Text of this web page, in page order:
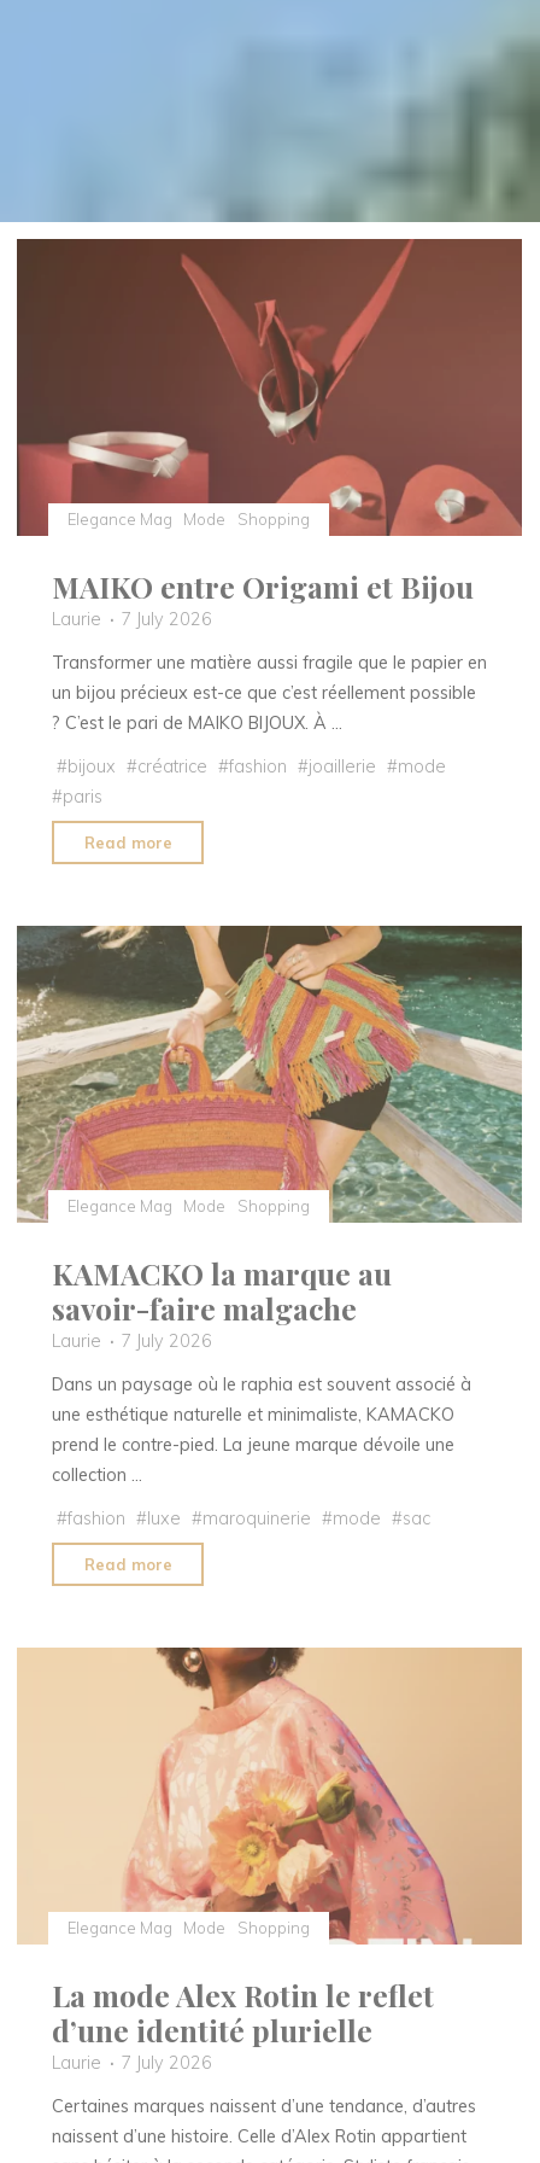
Elegance Mag Mode Shopping
MAIKO entre Origami et Bijou
Laurie
7 July 2026
Transformer une matière aussi fragile que le papier en
un bijou précieux est-ce que c’est réellement possible
? C’est le pari de MAIKO BIJOUX. À …
#bijoux #créatrice #fashion #joaillerie #mode
#paris
Read more
entre
et
Bijou"
Elegance Mag Mode Shopping
KAMACKO la marque au
savoir-faire malgache
Laurie
7 July 2026
Dans un paysage où le raphia est souvent associé à
une esthétique naturelle et minimaliste, KAMACKO
prend le contre-pied. La jeune marque dévoile une
collection …
#fashion #luxe #maroquinerie #mode #sac
Read more
la
au
savoir-
faire
malgache "
Elegance Mag Mode Shopping
La mode Alex Rotin le reflet
d’une identité plurielle
Laurie
7 July 2026
Certaines marques naissent d’une tendance, d’autres
naissent d’une histoire. Celle d’Alex Rotin appartient